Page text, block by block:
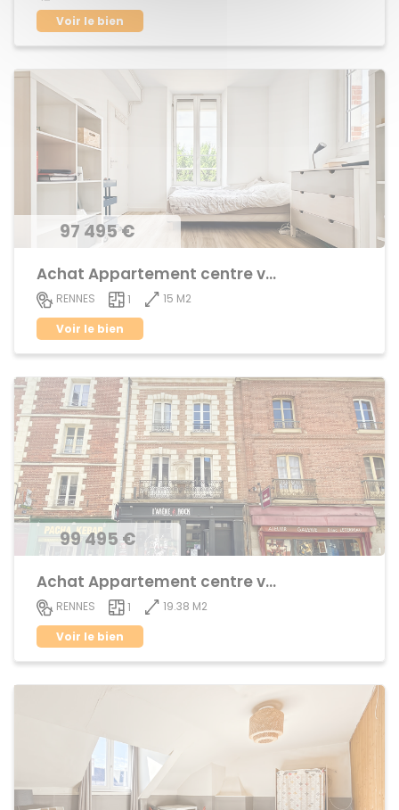
Voir le bien
97 495 €
Achat Appartement centre ville
RENNES 1
15 M2
Voir le bien
99 495 €
Achat Appartement centre ville
RENNES 1
19.38 M2
Voir le bien